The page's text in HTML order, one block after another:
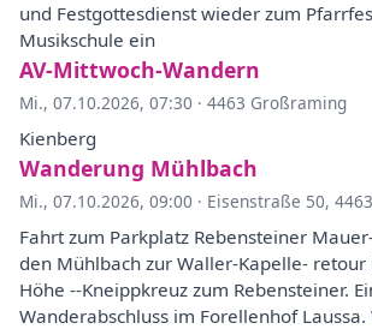
und Festgottesdienst wieder zum
Musikschule ein
AV-Mittwoch-Wandern
Mi., 07.10.2026, 07:30 · 4463 Großraming
Kienberg
Wanderung Mühlbach
Mi., 07.10.2026, 09:00 · Eisenstraße 50,
Fahrt zum Parkplatz Rebensteiner
den Mühlbach zur Waller-Kapelle-
Höhe --Kneippkreuz zum Rebensteiner.
Wanderabschluss im Forellenhof